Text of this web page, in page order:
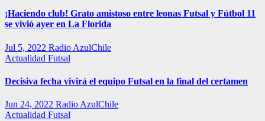
¡Haciendo club! Grato amistoso entre leonas Futsal y Fútbol 11
se vivió ayer en La Florida
Jul 5, 2022 Radio AzulChile
Actualidad Futsal
Decisiva fecha vivirá el equipo Futsal en la final del certamen
Jun 24, 2022 Radio AzulChile
Actualidad Futsal